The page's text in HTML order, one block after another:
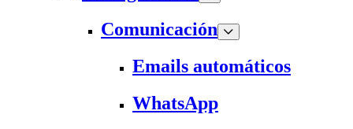
Comunicación
Emails automáticos
WhatsApp